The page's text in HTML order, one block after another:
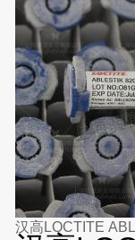
汉高LOCTITE